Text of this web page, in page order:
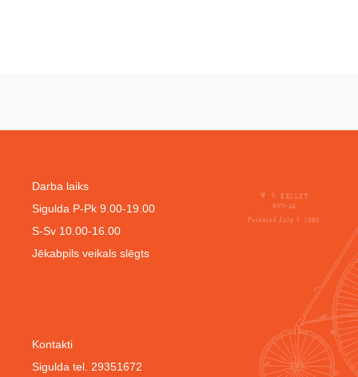
Kontakti
Sigulda tel. 29351672
Darba laiks
Sigulda P-Pk 9.00-19.00
S-Sv 10.00-16.00
Jēkabpils veikals slēgts